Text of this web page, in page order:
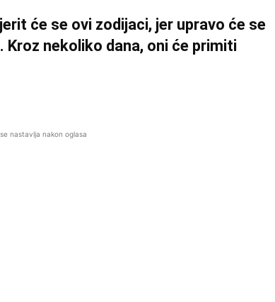
će se ovi zodijaci, jer upravo će se
nekoliko dana, oni će primiti
nastavlja nakon oglasa